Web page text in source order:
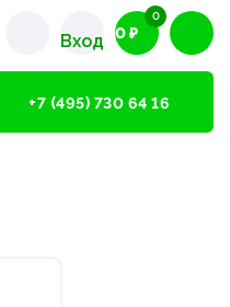
Вход 0 ₽
0
+7 (495) 730 64 16